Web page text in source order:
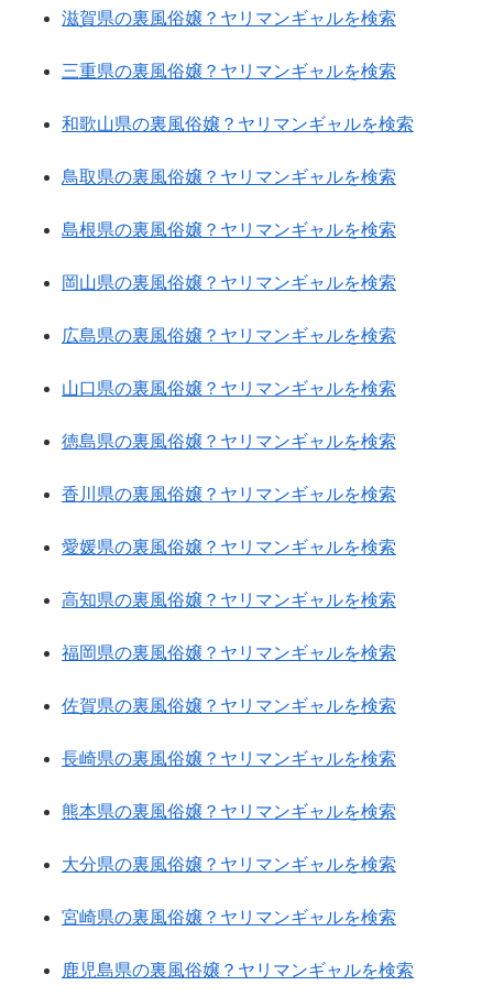
滋賀県の裏風俗嬢？ヤリマンギャルを検索
三重県の裏風俗嬢？ヤリマンギャルを検索
和歌山県の裏風俗嬢？ヤリマンギャルを検索
鳥取県の裏風俗嬢？ヤリマンギャルを検索
島根県の裏風俗嬢？ヤリマンギャルを検索
岡山県の裏風俗嬢？ヤリマンギャルを検索
広島県の裏風俗嬢？ヤリマンギャルを検索
山口県の裏風俗嬢？ヤリマンギャルを検索
徳島県の裏風俗嬢？ヤリマンギャルを検索
香川県の裏風俗嬢？ヤリマンギャルを検索
愛媛県の裏風俗嬢？ヤリマンギャルを検索
高知県の裏風俗嬢？ヤリマンギャルを検索
福岡県の裏風俗嬢？ヤリマンギャルを検索
佐賀県の裏風俗嬢？ヤリマンギャルを検索
長崎県の裏風俗嬢？ヤリマンギャルを検索
熊本県の裏風俗嬢？ヤリマンギャルを検索
大分県の裏風俗嬢？ヤリマンギャルを検索
宮崎県の裏風俗嬢？ヤリマンギャルを検索
鹿児島県の裏風俗嬢？ヤリマンギャルを検索